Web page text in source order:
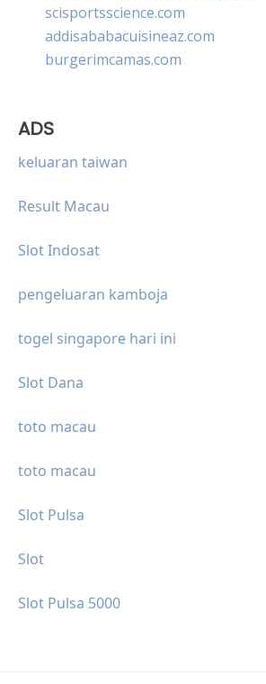
scisportsscience.com
addisababacuisineaz.com
burgerimcamas.com
ADS
keluaran taiwan
Result Macau
Slot Indosat
pengeluaran kamboja
togel singapore hari ini
Slot Dana
toto macau
toto macau
Slot Pulsa
Slot
Slot Pulsa 5000